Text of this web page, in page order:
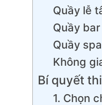
Quầy lễ
Quầy
Quầy
Không
Bí quyết
1. Chọn